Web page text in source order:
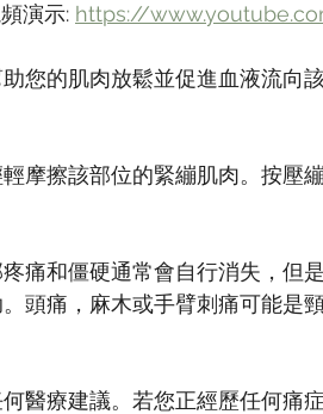
演示: https://
您的肌肉放鬆並促進血液流向
摩擦該部位的緊繃肌肉。按壓
疼痛和僵硬通常會自行消失，但
頭痛，麻木或手臂刺痛可能是
醫療建議。若您正經歷任何痛